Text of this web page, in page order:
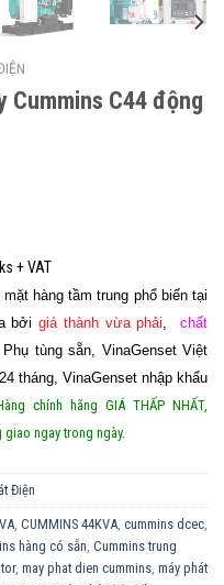
Cummins C44 động
hàng tầm trung phổ biến tại
bởigiá thành vừa phải ,chất
, Phụ tùng sẵn, VinaGenset Việt
tháng, VinaGenset nhập khẩu
chính hãng GIÁ THẤP NHẤT,
ngay trong ngày.
Điện
CUMMINS 44KVA cummins dcec
hàng có sẵn Cummins trung
, may phat dien cummins máy phát